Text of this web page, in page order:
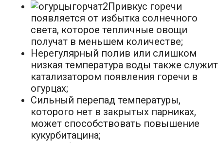
Привкус горечи
появляется от избытка солнечного
света, которое тепличные овощи
получат в меньшем количестве;
Нерегулярный полив или слишком
низкая температура воды также служит
катализатором появления горечи в
огурцах;
Сильный перепад температуры,
которого нет в закрытых парниках,
может способствовать повышение
кукурбитацина;